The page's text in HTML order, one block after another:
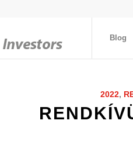
Blog
2022,